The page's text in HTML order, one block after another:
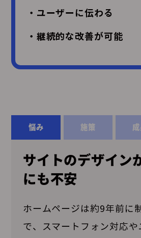
・ユーザーに伝わる
・継続的な改善が可能
悩み 施策
サイトのデザイン
にも不安
ホームページは約9年前に
で、スマートフォン対応